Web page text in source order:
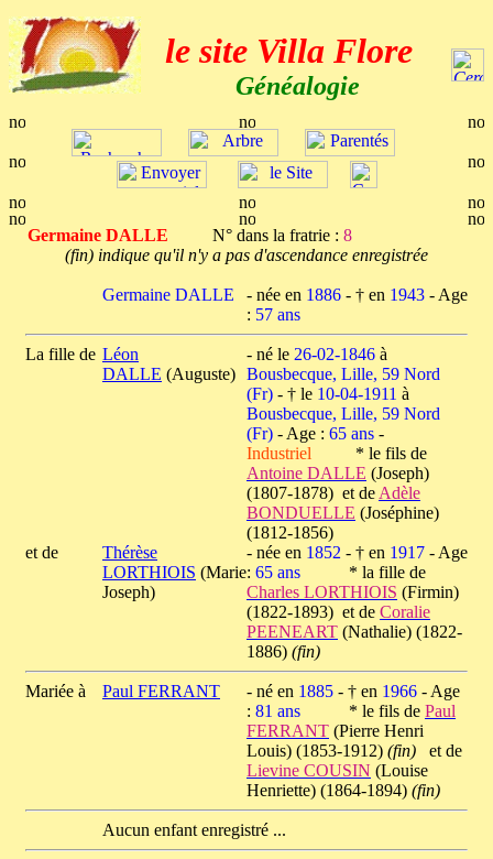
le site Villa Flore
Généalogie
Germaine DALLE N° dans la fratrie : 8
(fin) indique qu'il n'y a pas d'ascendance enregistrée
Germaine DALLE - née en 1886 - † en 1943 - Age
: 57 ans
La fille de Léon
DALLE (Auguste)
- né le 26-02-1846 à
Bousbecque, Lille, 59 Nord
(Fr) - † le 10-04-1911 à
Bousbecque, Lille, 59 Nord
(Fr) - Age : 65 ans -
Industriel * le fils de
Antoine DALLE (Joseph)
(1807-1878) et de Adèle
BONDUELLE (Joséphine)
(1812-1856)
et de
Thérèse
LORTHIOIS (Marie
Joseph)
- née en 1852 - † en 1917 - Age
: 65 ans
* la fille de
Charles LORTHIOIS (Firmin)
(1822-1893) et de Coralie
PEENEART (Nathalie) (1822-
1886) (fin)
Mariée à Paul FERRANT - né en 1885 - † en 1966 - Age
: 81 ans * le fils de Paul
FERRANT (Pierre Henri
Louis) (1853-1912) (fin)
et de
Lievine COUSIN (Louise
Henriette) (1864-1894) (fin)
Aucun enfant enregistré ...